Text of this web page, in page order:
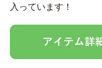
入っています！